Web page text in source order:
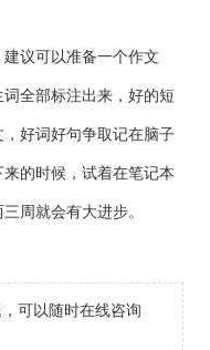
议可以准备一个作文
全部标注出来，好的短
好词好句争取记在脑子
的时候，试着在笔记本
周就会有大进步。
可以随时在线咨询